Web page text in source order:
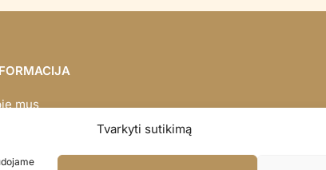
Tvarkyti sutikimą
mus